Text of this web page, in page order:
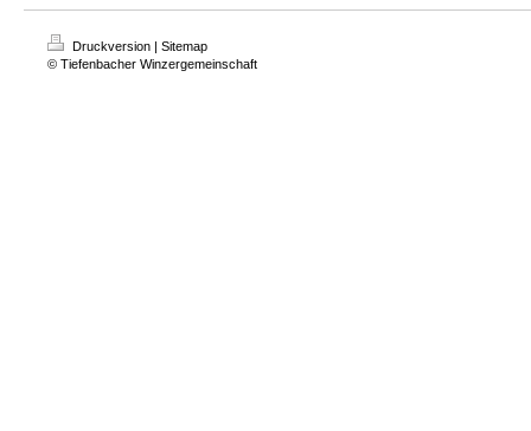
Druckversion | Sitemap
© Tiefenbacher Winzergemeinschaft